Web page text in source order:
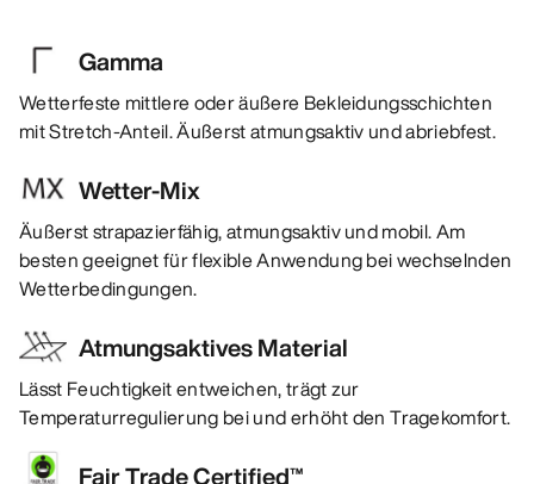
Gamma
Wetterfeste mittlere oder äußere Bekleidungsschichten
mit Stretch-Anteil. Äußerst atmungsaktiv und abriebfest.
Wetter-Mix
Äußerst strapazierfähig, atmungsaktiv und mobil. Am
besten geeignet für flexible Anwendung bei wechselnden
Wetterbedingungen.
Atmungsaktives Material
Lässt Feuchtigkeit entweichen, trägt zur
Temperaturregulierung bei und erhöht den Tragekomfort.
Fair Trade Certified™